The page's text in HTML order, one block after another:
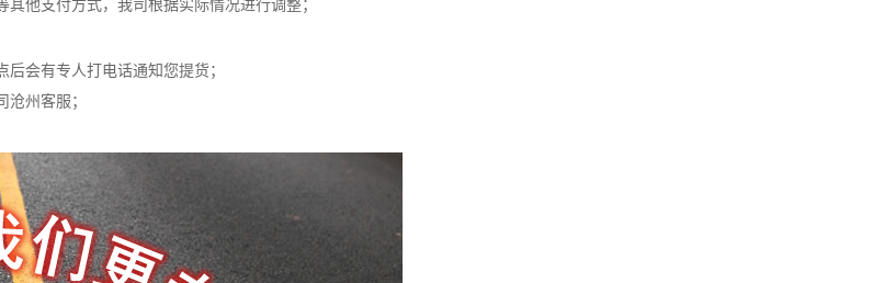
他支付方式，我司根据实际情况进行调整；
会有专人打电话通知您提货；
州客服；